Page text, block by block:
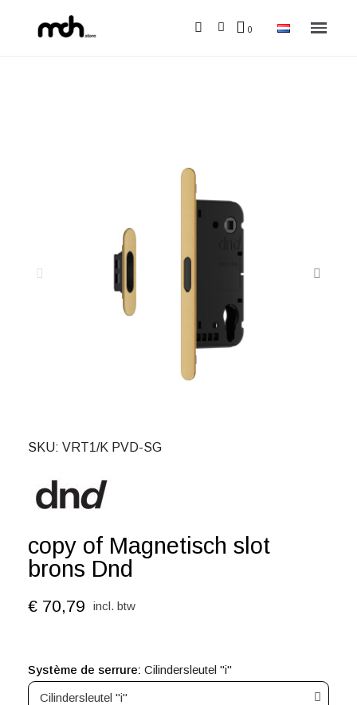
SKU VRT1/K PVD-SG
copy of Magnetisch slot
brons Dnd
€ 70,79 incl. btw
Système de serrure Cilindersleutel "i"